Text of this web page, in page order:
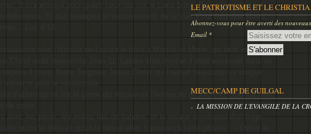
Il m'a envoyé pour guérir ceux qui ont le cœur brisé, Pour proclamer aux
délivrance, Et aux aveugles le recouvrement de la vue, Pour renvoyer libres
4:18
bien l’histoire de Lazare le frère à Marthe et Marie, qui était mort et
Christ avait ressuscité
. Lazare était mort et il était ensevelit dans un
depuis 4 jours. Notre Seigneur Jésus Christ qui l’aimait beaucoup se dirigea
sépulcre pour le ressusciter.
d’abord qu’on ôte la pierre qui recouvrait l’entrée du sépulcre et ordonna avec
de sortir.
avec les pieds, les mains liés de bandes, et le visage enveloppé d'un linge.
qu’on le délie et qu’on le laisse aller. Il prononça cette phrase :
LE PATRIOTISME ET LE CHRISTIA
Abonnez-vous pour être averti des
Email
MECC/CAMP DE GUILGAL
LA MISSION DE L'EVANGILE DE LA